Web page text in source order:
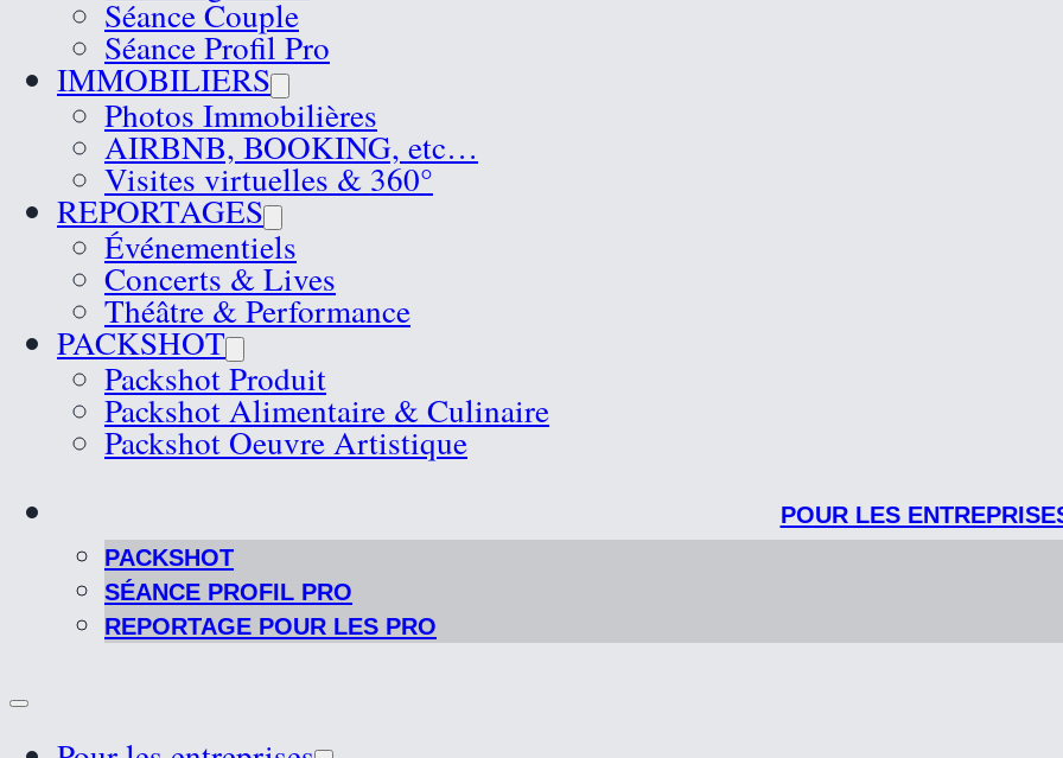
Séance Couple
Séance Profil Pro
IMMOBILIERS
Photos Immobilières
AIRBNB, BOOKING, etc…
Visites virtuelles & 360°
REPORTAGES
Événementiels
Concerts & Lives
Théâtre & Performance
PACKSHOT
Packshot Produit
Packshot Alimentaire & Culinaire
Packshot Oeuvre Artistique
POUR LES
PACKSHOT
SÉANCE PROFIL PRO
REPORTAGE POUR LES PRO